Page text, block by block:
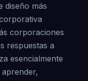
diseño más
corporaciones
respuestas a
esencialmente